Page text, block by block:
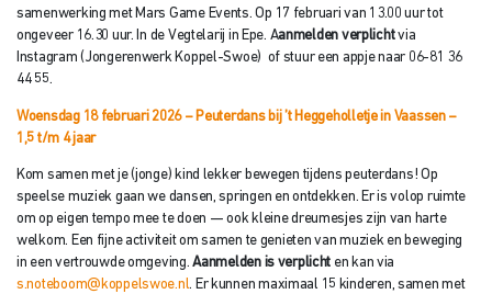
samenwerking met Mars Game Events. Op 17 februari van 13.00 uur tot
ongeveer 16.30 uur. In de Vegtelarij in Epe. Aanmelden verplichtvia
Instagram (Jongerenwerk Koppel-Swoe) of stuur een appje naar 06-81 36
44 55.
Woensdag 18 februari 2026 – Peuterdans bij ’t Heggeholletje in Vaassen –
1,5 t/m 4 jaar
Kom samen met je (jonge) kind lekker bewegen tijdens peuterdans! Op
speelse muziek gaan we dansen, springen en ontdekken. Er is volop ruimte
om op eigen tempo mee te doen — ook kleine dreumesjes zijn van harte
welkom. Een fijne activiteit om samen te genieten van muziek en beweging
in een vertrouwde omgeving.Aanmelden is verplicht en kan via
s.noteboom@koppelswoe.nl. Er kunnen maximaal 15 kinderen, samen met